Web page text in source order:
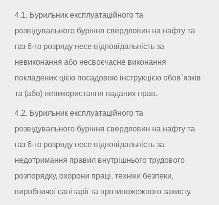
4.1. Бурильник експлуатаційного та
розвідувального буріння свердловин на нафту та
газ 6-го розряду несе відповідальність за
невиконання або несвоєчасне виконання
покладених цією посадовою інструкцією обов`язків
та (або) невикористання наданих прав.
4.2. Бурильник експлуатаційного та
розвідувального буріння свердловин на нафту та
газ 6-го розряду несе відповідальність за
недотримання правил внутрішнього трудового
розпорядку, охорони праці, техніки безпеки,
виробничої санітарії та протипожежного захисту.